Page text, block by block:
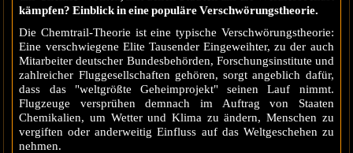
kämpfen? Einblick in eine populäre Verschwörungstheorie.
Die Chemtrail-Theorie ist eine typische Verschwörungstheorie:
Eine verschwiegene Elite Tausender Eingeweihter, zu der auch
Mitarbeiter deutscher Bundesbehörden, Forschungsinstitute und
zahlreicher Fluggesellschaften gehören, sorgt angeblich dafür,
dass das "weltgrößte Geheimprojekt" seinen Lauf nimmt.
Flugzeuge versprühen demnach im Auftrag von Staaten
Chemikalien, um Wetter und Klima zu ändern, Menschen zu
vergiften oder anderweitig Einfluss auf das Weltgeschehen zu
nehmen.